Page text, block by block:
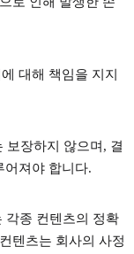
대해 책임을 지지
보장하지 않으며, 결
어져야 합니다.
각종 컨텐츠의 정확
텐츠는 회사의 사정